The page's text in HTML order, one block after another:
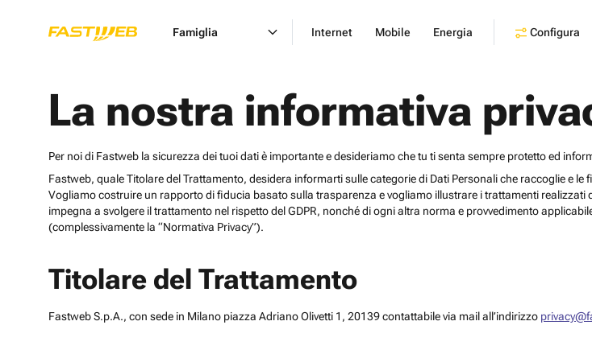
Famiglia Internet Mobile Energia Configura
La nostra informativa
Per noi di Fastweb la sicurezza dei tuoi dati è importante e desideriamo che tu ti senta sempre protetto ed
Fastweb, quale Titolare del Trattamento, desidera informarti sulle categorie di Dati Personali che raccoglie e
Vogliamo costruire un rapporto di fiducia basato sulla trasparenza e vogliamo illustrare i trattamenti
impegna a svolgere il trattamento nel rispetto del GDPR, nonché di ogni altra norma e provvedimento
(complessivamente la “Normativa Privacy”).
Titolare del Trattamento
Fastweb S.p.A., con sede in Milano piazza Adriano Olivetti 1, 20139 contattabile via mail all’indirizzo